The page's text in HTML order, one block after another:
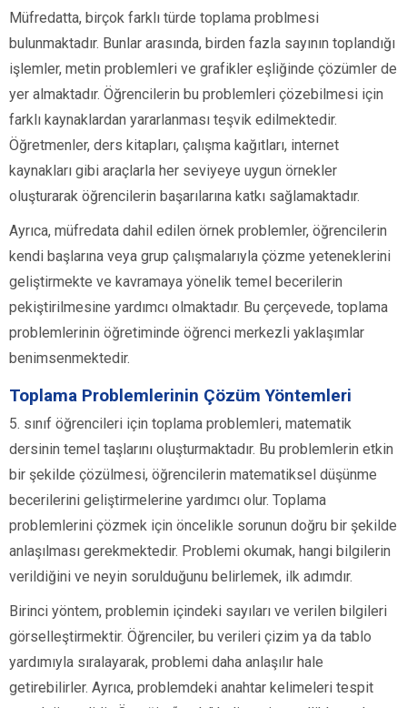
Müfredatta, birçok farklı türde toplama problmesi
bulunmaktadır. Bunlar arasında, birden fazla sayının toplandığı
işlemler, metin problemleri ve grafikler eşliğinde çözümler de
yer almaktadır. Öğrencilerin bu problemleri çözebilmesi için
farklı kaynaklardan yararlanması teşvik edilmektedir.
Öğretmenler, ders kitapları, çalışma kağıtları, internet
kaynakları gibi araçlarla her seviyeye uygun örnekler
oluşturarak öğrencilerin başarılarına katkı sağlamaktadır.
Ayrıca, müfredata dahil edilen örnek problemler, öğrencilerin
kendi başlarına veya grup çalışmalarıyla çözme yeteneklerini
geliştirmekte ve kavramaya yönelik temel becerilerin
pekiştirilmesine yardımcı olmaktadır. Bu çerçevede, toplama
problemlerinin öğretiminde öğrenci merkezli yaklaşımlar
benimsenmektedir.
Toplama Problemlerinin Çözüm Yöntemleri
5. sınıf öğrencileri için toplama problemleri, matematik
dersinin temel taşlarını oluşturmaktadır. Bu problemlerin etkin
bir şekilde çözülmesi, öğrencilerin matematiksel düşünme
becerilerini geliştirmelerine yardımcı olur. Toplama
problemlerini çözmek için öncelikle sorunun doğru bir şekilde
anlaşılması gerekmektedir. Problemi okumak, hangi bilgilerin
verildiğini ve neyin sorulduğunu belirlemek, ilk adımdır.
Birinci yöntem, problemin içindeki sayıları ve verilen bilgileri
görselleştirmektir. Öğrenciler, bu verileri çizim ya da tablo
yardımıyla sıralayarak, problemi daha anlaşılır hale
getirebilirler. Ayrıca, problemdeki anahtar kelimeleri tespit